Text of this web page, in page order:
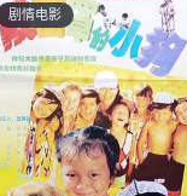
剧情电影